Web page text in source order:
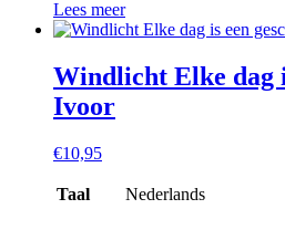
Lees meer
Windlicht Elke dag
Ivoor
€10,95
Taal Nederlands